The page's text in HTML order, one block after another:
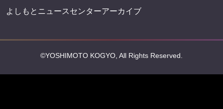
よしもとニュースセンターアーカイブ
©YOSHIMOTO KOGYO, All Rights Reserved.